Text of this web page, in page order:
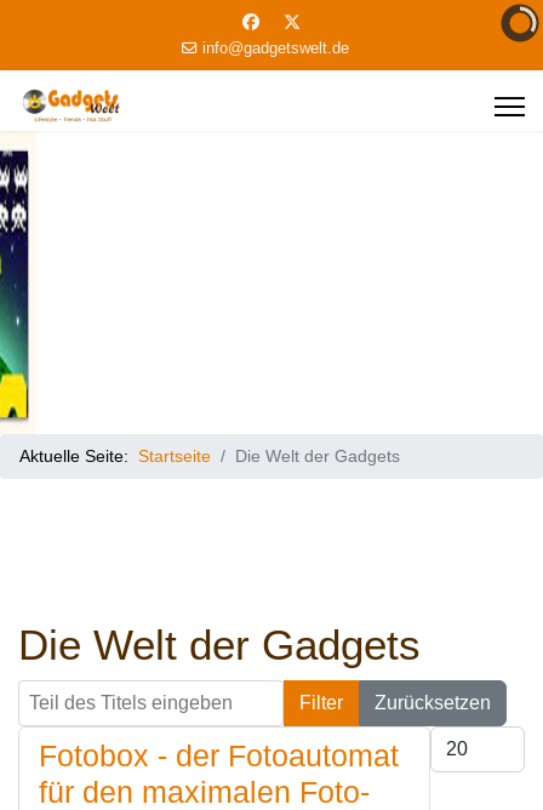
info@gadgetswelt.de
Aktuelle Seite: Startseite Die Welt der Gadgets
Die Welt der Gadgets
Teil des Titels eingeben
Filter Zurücksetzen
Anzeige #
Fotobox - der Fotoautomat
für den maximalen Foto-